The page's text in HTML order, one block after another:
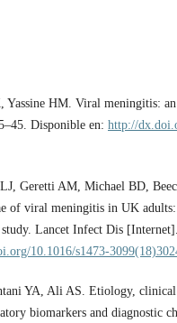
HM. Viral meningitis:
Disponible en: http://
Geretti AM, Michael BD,
of viral meningitis in UK
Lancet Infect Dis
10.1016/s1473-
YA, Ali AS. Etiology, clinical
biomarkers and diagnostic